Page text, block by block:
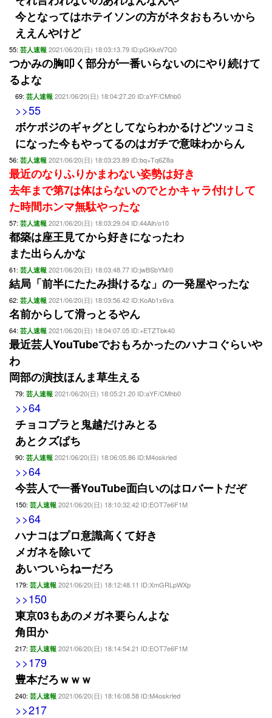
今となってはホテイソンの方がネタおもろいから
ええんやけど
55: 芸人速報 2021/06/20(日) 18:03:13.79 ID:pGKkeV7Q0
つかみの胸叩く部分が一番いらないのにやり続けて
るよな
69: 芸人速報 2021/06/20(日) 18:04:27.20 ID:aYF/CMhb0
>>55
ボケポジのギャグとしてならわかるけどツッコミ
になった今もやってるのはガチで意味わからん
56: 芸人速報 2021/06/20(日) 18:03:23.89 ID:bq+Tq6Z8a
最近のなりふりかまわない姿勢は好き
去年まで第7は体はらないのでとかキャラ付けして
た時間ホンマ無駄やったな
57: 芸人速報 2021/06/20(日) 18:03:29.04 ID:44Aih/o10
都築は座王見てから好きになったわ
また出らんかな
61: 芸人速報 2021/06/20(日) 18:03:48.77 ID:jwBSbYM/0
結局「前半にたたみ掛けるな」の一発屋やったな
62: 芸人速報 2021/06/20(日) 18:03:56.42 ID:KoAb1x6va
名前からして滑っとるやん
64: 芸人速報 2021/06/20(日) 18:04:07.05 ID:+ETZTbk40
最近芸人YouTubeでおもろかったのハナコぐらいや
わ
岡部の演技ほんま草生える
79: 芸人速報 2021/06/20(日) 18:05:21.20 ID:aYF/CMhb0
>>64
チョコプラと鬼越だけみとる
あとクズぱち
90: 芸人速報 2021/06/20(日) 18:06:05.86 ID:M4oskrled
>>64
今芸人で一番YouTube面白いのはロバートだぞ
150: 芸人速報 2021/06/20(日) 18:10:32.42 ID:EOT7e6F1M
>>64
ハナコはプロ意識高くて好き
メガネを除いて
あいついらねーだろ
179: 芸人速報 2021/06/20(日) 18:12:48.11 ID:XmGRLpWXp
>>150
東京03もあのメガネ要らんよな
角田か
217: 芸人速報 2021/06/20(日) 18:14:54.21 ID:EOT7e6F1M
>>179
豊本だろｗｗｗ
240: 芸人速報 2021/06/20(日) 18:16:08.58 ID:M4oskrled
>>217